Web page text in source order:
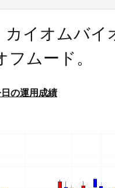
カイオムバ
ムード。
の運用成績